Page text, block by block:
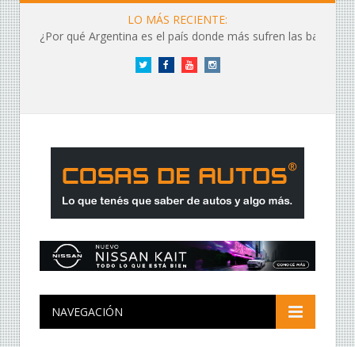
LO MÁS RECIENTE:
¿Por qué Argentina es el país donde más sufren las baterías?
Twitter FacebookYouTubeInstagram
NAVEGACIÓN